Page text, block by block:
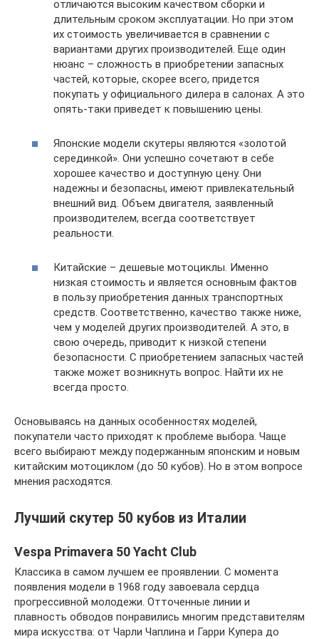
отличаются высоким качеством сборки и
длительным сроком эксплуатации. Но при этом
их стоимость увеличивается в сравнении с
вариантами других производителей. Еще один
нюанс – сложность в приобретении запасных
частей, которые, скорее всего, придется
покупать у официального дилера в салонах. А это
опять-таки приведет к повышению цены.
Японские модели скутеры являются «золотой
серединкой». Они успешно сочетают в себе
хорошее качество и доступную цену. Они
надежны и безопасны, имеют привлекательный
внешний вид. Объем двигателя, заявленный
производителем, всегда соответствует
реальности.
Китайские – дешевые мотоциклы. Именно
низкая стоимость и является основным фактов
в пользу приобретения данных транспортных
средств. Соответственно, качество также ниже,
чем у моделей других производителей. А это, в
свою очередь, приводит к низкой степени
безопасности. С приобретением запасных частей
также может возникнуть вопрос. Найти их не
всегда просто.
Основываясь на данных особенностях моделей,
покупатели часто приходят к проблеме выбора. Чаще
всего выбирают между подержанным японским и новым
китайским мотоциклом (до 50 кубов). Но в этом вопросе
мнения расходятся.
Лучший скутер 50 кубов из Италии
Vespa Primavera 50 Yacht Club
Классика в самом лучшем ее проявлении. С момента
появления модели в 1968 году завоевала сердца
прогрессивной молодежи. Отточенные линии и
плавность обводов понравились многим представителям
мира искусства: от Чарли Чаплина и Гарри Купера до